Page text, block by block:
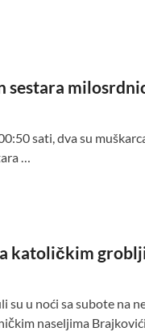
sestara
sati, dva su
…
katoličkim
u noći sa subote na
naseljima